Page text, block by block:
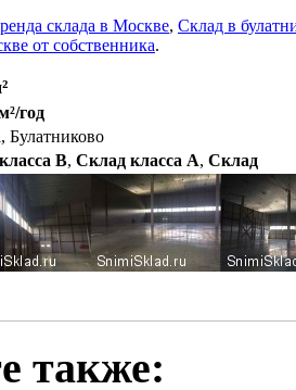
склада в Москве, Склад в
от собственника.
год
Булатниково
B, Склад класса A, Склад
также: